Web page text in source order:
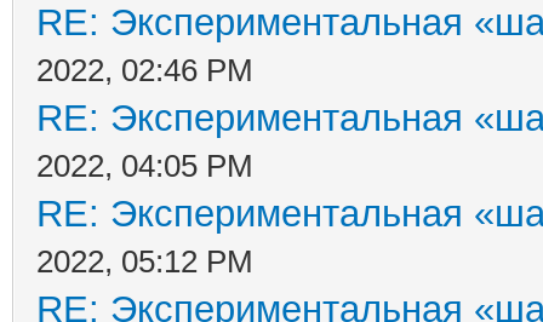
RE: Экспериментальная
2022, 02:46 PM
RE: Экспериментальная
2022, 04:05 PM
RE: Экспериментальная
2022, 05:12 PM
RE: Экспериментальная